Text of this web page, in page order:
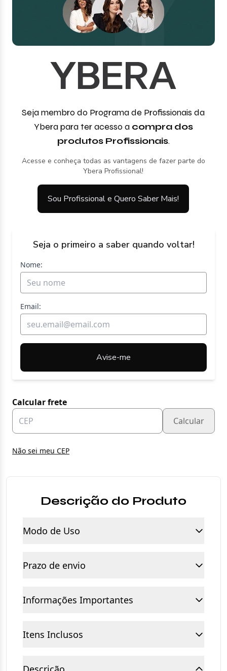
Seja membro do Programa de Profissionais da
Ybera para ter acesso a compra dos
produtos Profissionais.
Acesse e conheça todas as vantagens de fazer parte do
Ybera Profissional!
Sou Profissional e Quero Saber Mais!
Seja o primeiro a saber quando voltar!
Nome:
Email:
Avise-me
Calcular frete
Calcular
Não sei meu CEP
Descrição do Produto
Modo de Uso
Prazo de envio
Informações Importantes
Itens Inclusos